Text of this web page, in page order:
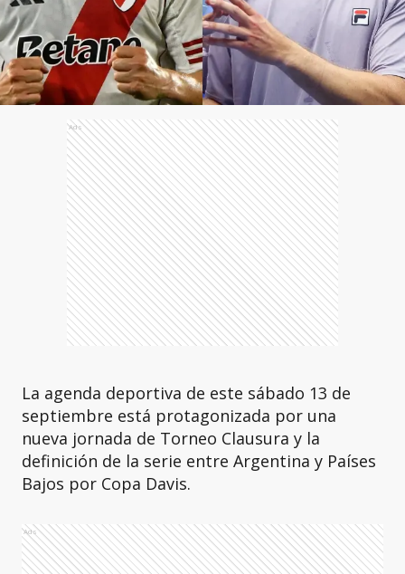
Ads
La agenda deportiva de este sábado 13 de
septiembre está protagonizada por una
nueva jornada de Torneo Clausura y la
definición de la serie entre Argentina y Países
Bajos por Copa Davis.
Ads